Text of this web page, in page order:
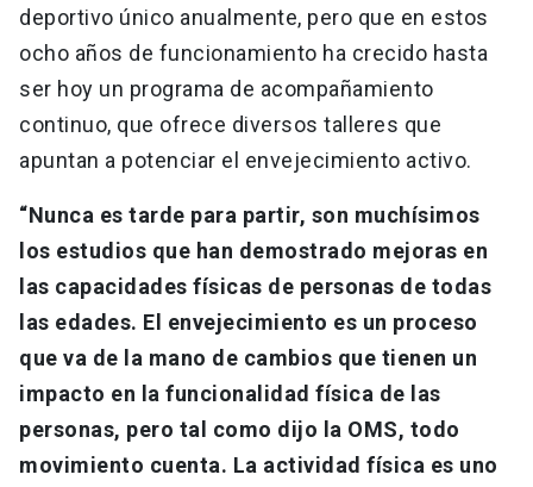
deportivo único anualmente, pero que en estos
ocho años de funcionamiento ha crecido hasta
ser hoy un programa de acompañamiento
continuo, que ofrece diversos talleres que
apuntan a potenciar el envejecimiento activo.
“Nunca es tarde para partir, son muchísimos
los estudios que han demostrado mejoras en
las capacidades físicas de personas de todas
las edades. El envejecimiento es un proceso
que va de la mano de cambios que tienen un
impacto en la funcionalidad física de las
personas, pero tal como dijo la OMS, todo
movimiento cuenta. La actividad física es uno